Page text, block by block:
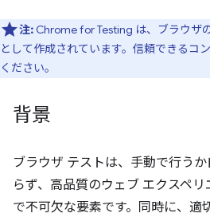
注: Chrome for Testing は、ブラウザ
として作成されています。信頼できるコ
ください。
背景
ブラウザ テストは、手動で行う
らず、高品質のウェブ エクスペ
で不可欠な要素です。同時に、適